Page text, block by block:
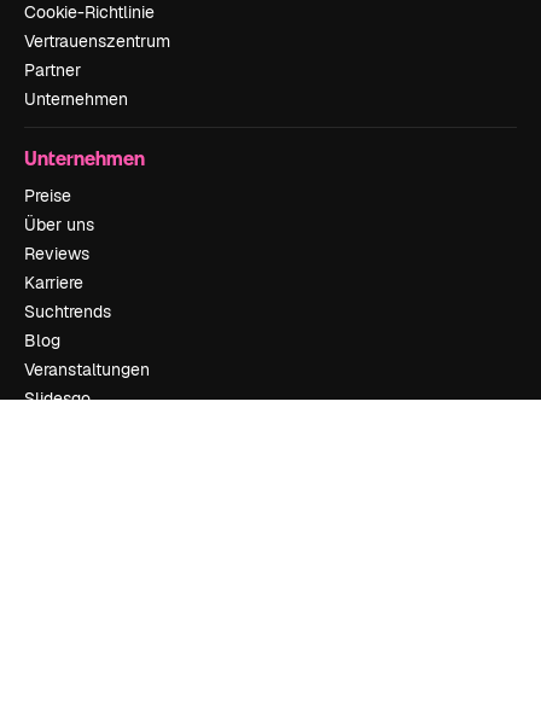
Cookie-Richtlinie
Vertrauenszentrum
Partner
Unternehmen
Unternehmen
Preise
Über uns
Reviews
Karriere
Suchtrends
Blog
Veranstaltungen
Slidesgo